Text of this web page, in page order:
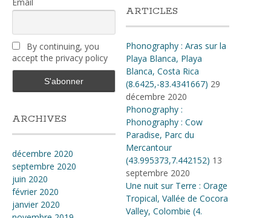
By continuing, you
accept the privacy policy
ARCHIVES
décembre 2020
septembre 2020
juin 2020
février 2020
janvier 2020
ARTICLES
Phonography : Aras sur la
Playa Blanca, Playa
Blanca, Costa Rica
(8.6425,-83.4341667) 29
décembre 2020
Phonography :
Phonography : Cow
Paradise, Parc du
Mercantour
(43.995373,7.442152) 13
septembre 2020
Une nuit sur Terre : Orage
Tropical, Vallée de Cocora
Valley, Colombie (4​.​